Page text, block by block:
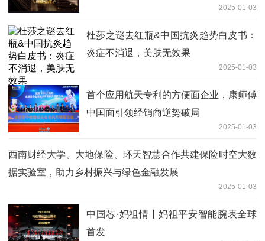
2025-01-03
杜莎之谜去红瓶&中国抗炎趋势白皮书：
炎症不消退，美肤无效果
2025-01-03
首个应用航天专利的方便面企业，康师傅
中国面引领经销商逆势破局
2025-01-03
西南财经大学、大地保险、环天智慧合作共建保险时空大数
据实验室，助力乡村振兴与绿色金融发展
2025-01-03
中国芯·妈祖情丨妈祖平安智能腕表全球
首发